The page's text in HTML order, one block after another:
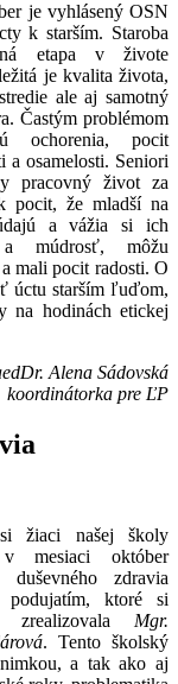
je vyhlásený OSN
k starším. Staroba
etapa v živote
je kvalita života,
ale aj samotný
Častým problémom
ochorenia, pocit
a osamelosti. Seniori
pracovný život za
pocit, že mladší na
a vážia si ich
a múdrosť, môžu
mali pocit radosti. O
úctu starším ľuďom,
na hodinách etickej
Alena Sádovská
koordinátorka pre ĽP
žiaci našej školy
v mesiaci október
duševného zdravia
podujatím, ktoré si
zrealizovala Mgr.
. Tento školský
a tak ako aj